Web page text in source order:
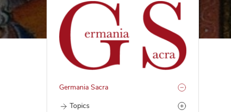
Germania Sacra
Topics